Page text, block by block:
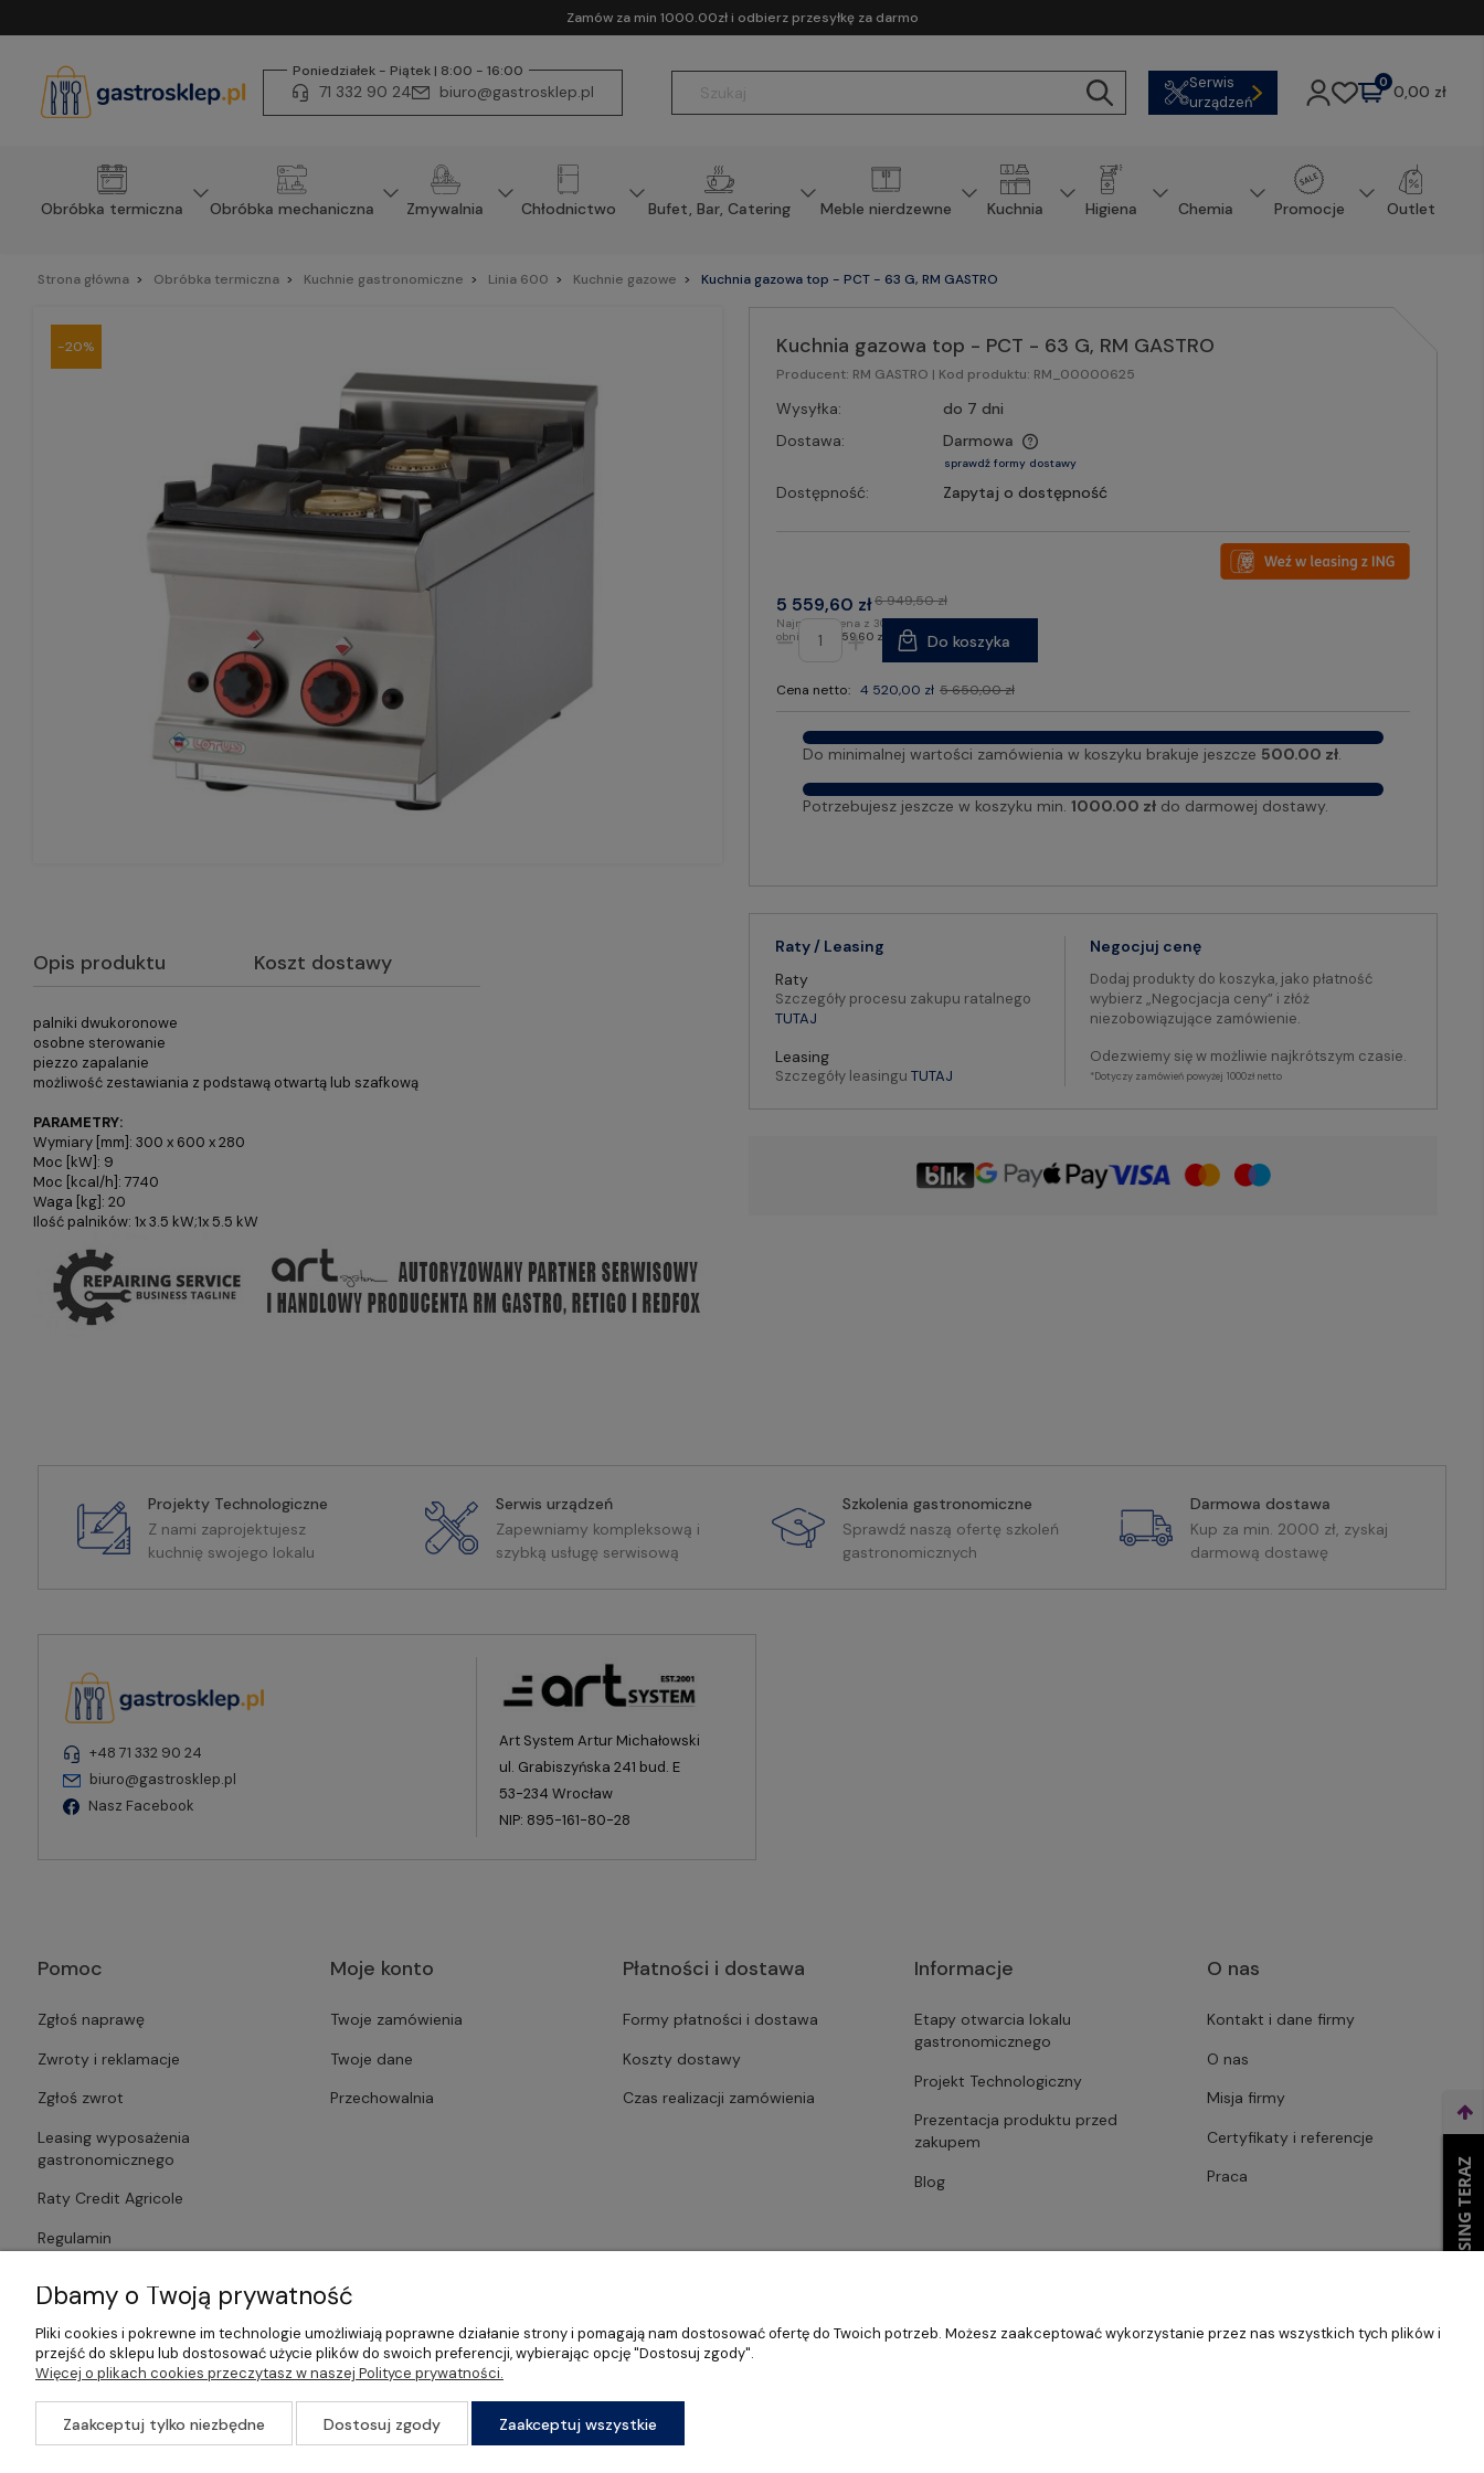
Zamów za min 1000.00zł i odbierz przesyłkę za darmo
Poniedziałek - Piątek | 8:00 - 16:00
71 332 90 24 biuro@gastrosklep.pl
Serwis
urządzeń
0,00 zł
0
Obróbka termiczna Obróbka mechaniczna Zmywalnia Chłodnictwo Bufet, Bar, Catering Meble nierdzewne Kuchnia Higiena Chemia Promocje Outlet
Strona główna Obróbka termiczna Kuchnie gastronomiczne Linia 600 Kuchnie gazowe Kuchnia gazowa top - PCT - 63 G, RM GASTRO
-20%
Opis produktu Koszt dostawy
palniki dwukoronowe
osobne sterowanie
piezzo zapalanie
możliwość zestawiania z podstawą otwartą lub szafkową
PARAMETRY:
Wymiary [mm]: 300 x 600 x 280
Moc [kW]: 9
Moc [kcal/h]: 7740
Waga [kg]: 20
Ilość palników: 1x 3.5 kW;1x 5.5 kW
Kuchnia gazowa top - PCT - 63 G, RM GASTRO
Producent: RM GASTRO | Kod produktu: RM_00000625
Wysyłka:
do 7 dni
Dostawa:
Darmowa
sprawdź formy dostawy
Dostępność: Zapytaj o dostępność
5 559,60 zł6 949,50 zł
Najniższa cena z 30 dni przed
obniżką: 5 559,60 zł
Cena netto: 4 520,00 zł 5 650,00 zł
Do koszyka
Do minimalnej wartości zamówienia w koszyku brakuje jeszcze 500.00 zł.
Potrzebujesz jeszcze w koszyku min. 1000.00 złdo darmowej dostawy.
Raty / Leasing
Raty
Szczegóły procesu zakupu ratalnego
TUTAJ
Leasing
Szczegóły leasinguTUTAJ
Negocjuj cenę
Dodaj produkty do koszyka, jako płatność
wybierz „Negocjacja ceny” i złóż
niezobowiązujące zamówienie.
Odezwiemy się w możliwie najkrótszym czasie.
*Dotyczy zamówień powyżej 1000zł netto
Projekty Technologiczne
Z nami zaprojektujesz
kuchnię swojego lokalu
Serwis urządzeń
Zapewniamy kompleksową i
szybką usługę serwisową
Szkolenia gastronomiczne
Sprawdź naszą ofertę szkoleń
gastronomicznych
Darmowa dostawa
Kup za min. 2000 zł, zyskaj
darmową dostawę
+48 71 332 90 24
biuro@gastrosklep.pl
Nasz Facebook
Art System Artur Michałowski
ul. Grabiszyńska 241 bud. E
53-234 Wrocław
NIP: 895-161-80-28
Pomoc
Zgłoś naprawę
Zwroty i reklamacje
Zgłoś zwrot
Leasing wyposażenia
gastronomicznego
Raty Credit Agricole
Regulamin
Moje konto
Twoje zamówienia
Twoje dane
Przechowalnia
Płatności i dostawa
Formy płatności i dostawa
Koszty dostawy
Czas realizacji zamówienia
Informacje
Etapy otwarcia lokalu
gastronomicznego
Projekt Technologiczny
Prezentacja produktu przed
zakupem
Blog
O nas
Kontakt i dane firmy
O nas
Misja firmy
Certyfikaty i referencje
Praca
©2026 Wszelkie Prawa Zastrzeżone | Gastrosklep | Wyposażenie gastronomii, restauracji oraz barów
Sklep internetowy Shoper Premium
Dbamy o Twoją prywatność
Pliki cookies i pokrewne im technologie umożliwiają poprawne działanie strony i pomagają nam dostosować ofertę do Twoich potrzeb. Możesz zaakceptować wykorzystanie przez nas wszystkich tych plików i
przejść do sklepu lub dostosować użycie plików do swoich preferencji, wybierając opcję "Dostosuj zgody".
Więcej o plikach cookies przeczytasz w naszej Polityce prywatności.
Zaakceptuj tylko niezbędne Dostosuj zgody Zaakceptuj wszystkie
WEŹ LEASING TERAZ